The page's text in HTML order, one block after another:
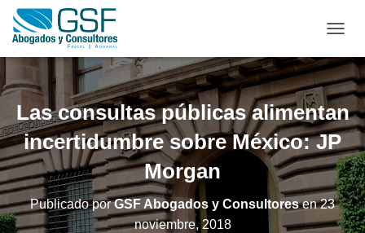
A
M
B
I
A
R
M
O
D
O
D
E
Las consultas públicas alimentan
incertidumbre sobre México: JP
Morgan
Publicado porGSF Abogados y Consultoresen23
noviembre, 2018